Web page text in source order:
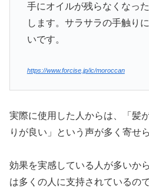
手にオイルが残らなくなっ
します。サラサラの手触り
いです。
https://www.forcise.jp/ic/moroccan
実際に使用した人からは、「髪
りが良い」という声が多く寄せ
効果を実感している人が多いか
は多くの人に支持されているので